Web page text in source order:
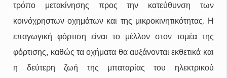
τρόπο μετακίνησης προς την κατεύθυνση των
κοινόχρηστων οχημάτων και της μικροκινητικότητας. Η
επαγωγική φόρτιση είναι το μέλλον στον τομέα της
φόρτισης, καθώς τα οχήματα θα αυξάνονται εκθετικά και
η δεύτερη ζωή της μπαταρίας του ηλεκτρικού